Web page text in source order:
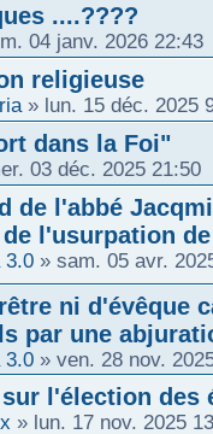
....????
04 janv. 2026 22:43
religieuse
» lun. 15 déc. 2025
dans la Foi"
03 déc. 2025 21:50
de l'abbé
l'usurpation de
3.0 » sam. 05 avr.
ni d'évêque
par une
3.0 » ven. 28 nov.
l'élection des
» lun. 17 nov. 2025